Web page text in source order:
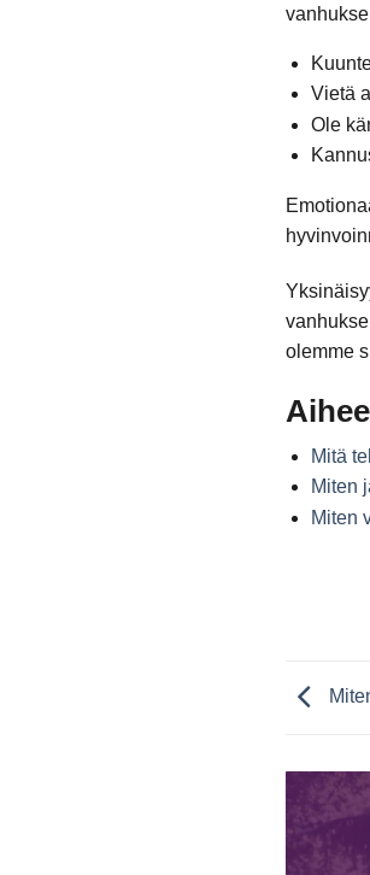
Vietä
Ole
olemme
Mitä
Miten
Miten